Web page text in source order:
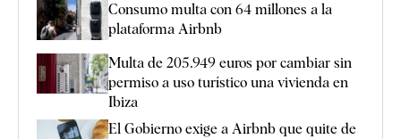
Consumo multa con 64 millones a la
plataforma Airbnb
Multa de 205.949 euros por cambiar sin
permiso a uso turístico una vivienda en
Ibiza
El Gobierno exige a Airbnb que quite de